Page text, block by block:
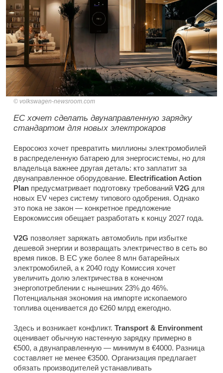
volkswagen-newsroom.com
ЕС хочет сделать двунаправленную зарядку
стандартом для новых электрокаров
Евросоюз хочет превратить миллионы электромобилей
в распределенную батарею для энергосистемы, но для
владельца важнее другая деталь: кто заплатит за
двунаправленное оборудование. Electrification Action
Plan предусматривает подготовку требований V2G для
новых EV через систему типового одобрения. Однако
это пока не закон — конкретное предложение
Еврокомиссия обещает разработать к концу 2027 года.
V2G позволяет заряжать автомобиль при избытке
дешевой энергии и возвращать электричество в сеть во
время пиков. В ЕС уже более 8 млн батарейных
электромобилей, а к 2040 году Комиссия хочет
увеличить долю электричества в конечном
энергопотреблении с нынешних 23% до 46%.
Потенциальная экономия на импорте ископаемого
топлива оценивается до €260 млрд ежегодно.
Здесь и возникает конфликт. Transport & Environment
оценивает обычную настенную зарядку примерно в
€500, а двунаправленную — минимум в €4000. Разница
составляет не менее €3500. Организация предлагает
обязать производителей устанавливать